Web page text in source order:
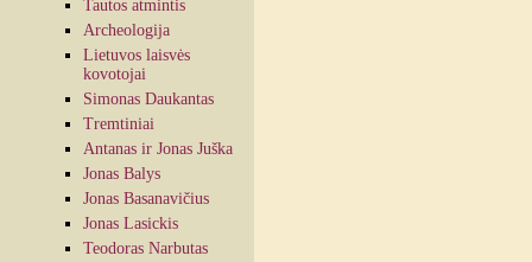
Tautos atmintis
Archeologija
Lietuvos laisvės
kovotojai
Simonas Daukantas
Tremtiniai
Antanas ir Jonas Juška
Jonas Balys
Jonas Basanavičius
Jonas Lasickis
Teodoras Narbutas